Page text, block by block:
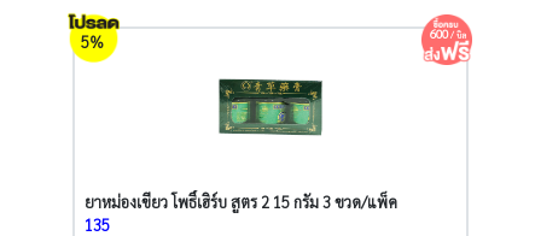
5% 600/ บิล
ยาหม่องเขียว โพธิ์เฮิร์บ สูตร 2 15 กรัม 3 ขวด/แพ็ค
135